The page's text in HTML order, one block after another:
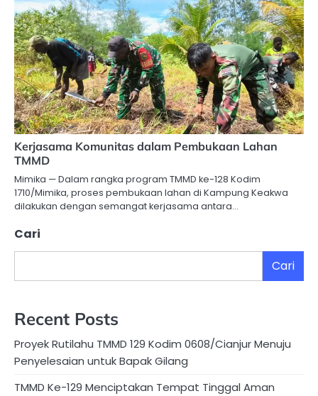
Kerjasama Komunitas dalam Pembukaan Lahan
TMMD
Mimika — Dalam rangka program TMMD ke-128 Kodim
1710/Mimika, proses pembukaan lahan di Kampung Keakwa
dilakukan dengan semangat kerjasama antara…
Cari
Cari
Recent Posts
Proyek Rutilahu TMMD 129 Kodim 0608/Cianjur Menuju
Penyelesaian untuk Bapak Gilang
TMMD Ke-129 Menciptakan Tempat Tinggal Aman